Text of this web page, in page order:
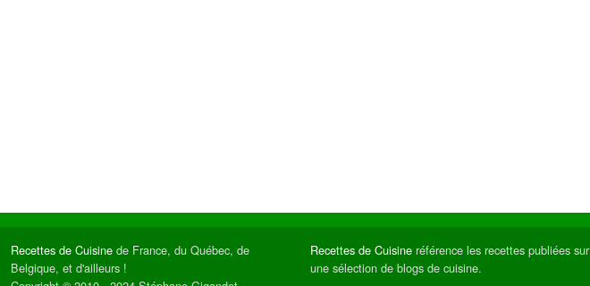
Recettes de Cuisine de France, du Québec, de
Belgique, et d'ailleurs !
Recettes de Cuisine référence les recettes publiées sur
une sélection de blogs de cuisine.